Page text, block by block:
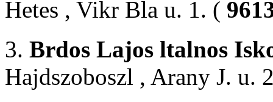
Hetes , Vikr Bla u. 1. (
3. Brdos Lajos ltalnos
Hajdszoboszl , Arany J. u.